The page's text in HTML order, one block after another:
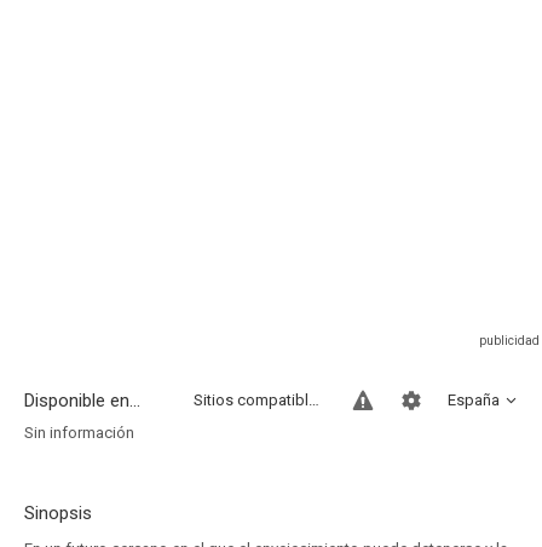
Disponible en... España
Sitios compatibles
Sin información
Sinopsis